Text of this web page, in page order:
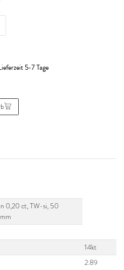
5-7 Tage
0,20 ct, TW-si, 50
14kt
2.89